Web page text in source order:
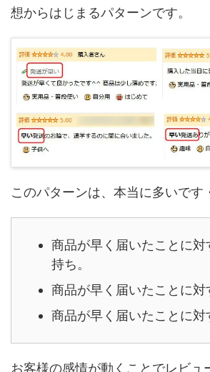
想からはじまるパターンです。
このパターンは、本当に多いです
商品が早く届いたことに対
持ち。
商品が早く届いたことに対
商品が早く届いたことに対
お客様の感情が動くことでレビュ